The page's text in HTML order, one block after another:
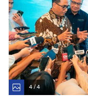
4 / 4